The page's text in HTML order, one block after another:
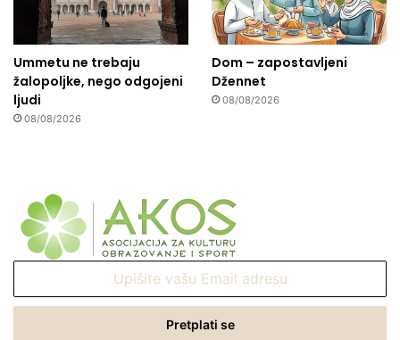
Ummetu ne trebaju
žalopoljke, nego odgojeni
ljudi
08/08/2026
Dom – zapostavljeni
Džennet
08/08/2026
Email